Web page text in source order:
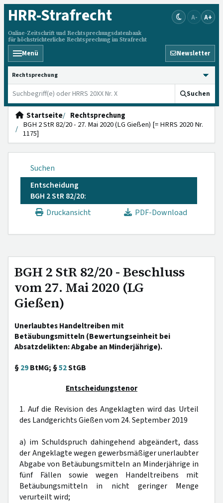
HRR-Strafrecht
Online-Zeitschrift und Rechtsprechungsdatenbank
für höchstrichterliche Rechtsprechung im Strafrecht
A- A+
Menü Newsletter
HRRS durchsuchen
Suchen
Startseite
Rechtsprechung
BGH 2 StR 82/20 - 27. Mai 2020 (LG Gießen) [= HRRS 2020 Nr.
1175]
Suchen
Entscheidung
BGH 2 StR 82/20:
Druckansicht
PDF-Download
BGH 2 StR 82/20 - Beschluss
vom 27. Mai 2020 (LG
Gießen)
Unerlaubtes Handeltreiben mit
Betäubungsmitteln (Bewertungseinheit bei
Absatzdelikten: Abgabe an Minderjährige).
§29BtMG; §52StGB
Entscheidungstenor
1. Auf die Revision des Angeklagten wird das Urteil
des Landgerichts Gießen vom 24. September 2019
a) im Schuldspruch dahingehend abgeändert, dass
der Angeklagte wegen gewerbsmäßiger unerlaubter
Abgabe von Betäubungsmitteln an Minderjährige in
fünf Fällen sowie wegen Handeltreibens mit
Betäubungsmitteln in nicht geringer Menge
verurteilt wird;